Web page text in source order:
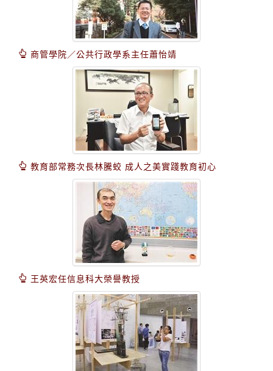
商管學院／公共行政學系主任蕭怡靖
教育部常務次長林騰蛟 成人之美實踐教育初心
王英宏任信息科大榮譽教授